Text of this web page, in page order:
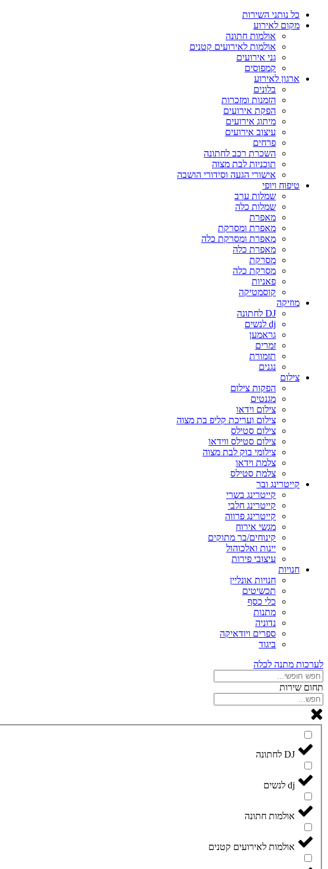
כל נותני השירות
מקום לאירוע
אולמות חתונה
אולמות לאירועים קטנים
גני אירועים
קמפוסים
ארגון לאירוע
בלונים
הזמנות ומזכרות
הפקת אירועים
מיתוג אירועים
עיצוב אירועים
פרחים
השכרת רכב לחתונה
תוכניות לבת מצוה
אישורי הגעה וסידורי הושבה
טיפוח ויופי
שמלות ערב
שמלות כלה
מאפרת
מאפרת ומסרקת
מאפרת ומסרקת כלה
מאפרת כלה
מסרקת
מסרקת כלה
פאניות
קוסמטיקה
מוזיקה
DJ לחתונה
dj לנשים
גראמען
זמרים
תזמורת
נגנים
צילום
הפקות צילום
מגנטים
צילום וידאו
צילום ועריכת קליפ בת מצוה
צילום סטילס
צילום סטילס ווידאו
צילומי בוק לבת מצוה
צלמת וידאו
צלמת סטילס
קייטרינג ובר
קייטרינג בשרי
קייטרינג חלבי
קייטרינג פרווה
מגשי אירוח
קינוחים/בר מתוקים
יינות ואלכוהול
עיצובי פירות
חנויות
חנויות אונליין
תכשיטים
כלי כסף
מתנות
נדוניה
ספרים ויודאיקה
ביגוד
לערכות מתנה לכלה
תחום שירות
DJ לחתונה
dj לנשים
אולמות חתונה
אולמות לאירועים קטנים